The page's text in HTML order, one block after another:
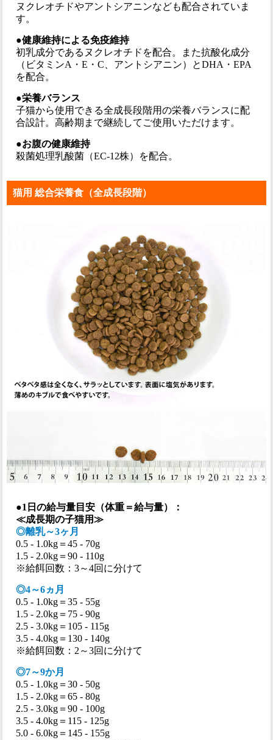
ヌクレオチドやアントシアニンなども配合されていま
す。
●健康維持による免疫維持
初乳成分であるヌクレオチドを配合。また抗酸化成分
（ビタミンA・E・C、アントシアニン）とDHA・EPA
を配合。
●栄養バランス
子猫から使用できる全成長段階用の栄養バランスに配
合設計。高齢期まで継続してご使用いただけます。
●お腹の健康維持
殺菌処理乳酸菌（EC-12株）を配合。
猫用 総合栄養食（全成長段階）
●1日の給与量目安（体重＝給与量）：
≪成長期の子猫用≫
◎離乳～3ヶ月
0.5 - 1.0kg＝45 - 70g
1.5 - 2.0kg＝90 - 110g
※給餌回数：3～4回に分けて
◎4～6ヵ月
0.5 - 1.0kg＝35 - 55g
1.5 - 2.0kg＝75 - 90g
2.5 - 3.0kg＝105 - 115g
3.5 - 4.0kg＝130 - 140g
※給餌回数：2～3回に分けて
◎7～9か月
0.5 - 1.0kg＝30 - 50g
1.5 - 2.0kg＝65 - 80g
2.5 - 3.0kg＝90 - 100g
3.5 - 4.0kg＝115 - 125g
5.0 - 6.0kg＝145 - 155g